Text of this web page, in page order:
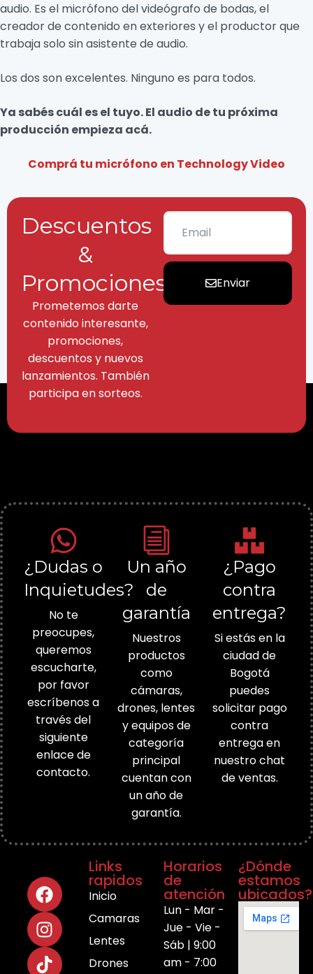
audio. Es el micrófono del videógrafo de bodas, el
creador de contenido en exteriores y el productor que
trabaja solo sin asistente de audio.
Los dos son excelentes. Ninguno es para todos.
Ya sabés cuál es el tuyo. El audio de tu próxima
producción empieza acá.
Comprá tu micrófono en Technology Video
Descuentos
&
Promociones
Prometemos darte
contenido interesante,
promociones,
descuentos y nuevos
lanzamientos. También
participa en sorteos.
Enviar
¿Dudas o
Inquietudes?
No te
preocupes,
queremos
escucharte,
por favor
escríbenos a
través del
siguiente
enlace de
contacto.
Un año
de
garantía
Nuestros
productos
como
cámaras,
drones, lentes
y equipos de
categoría
principal
cuentan con
un año de
garantía.
¿Pago
contra
entrega?
Si estás en la
ciudad de
Bogotá
puedes
solicitar pago
contra
entrega en
nuestro chat
de ventas.
Links
rapidos
Inicio
Camaras
Lentes
Drones
Horarios
de
atención
Lun - Mar -
Jue - Vie -
Sáb | 9:00
am - 7:00
¿Dónde
estamos
ubicados?